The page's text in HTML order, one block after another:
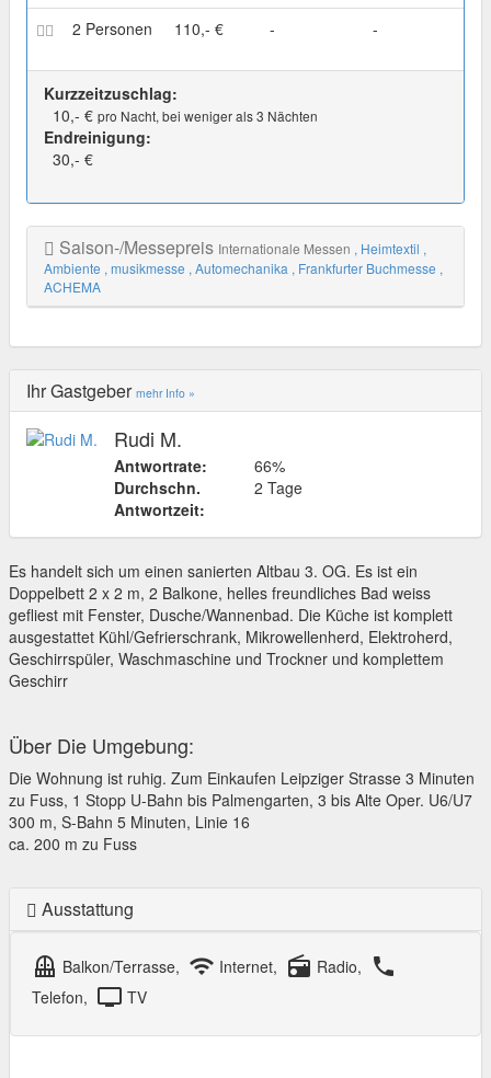
2 Personen
110,- € - -
Kurzzeitzuschlag:
10,- € pro Nacht, bei weniger als 3 Nächten
Endreinigung:
30,- €
Saison-/Messepreis Internationale Messen , Heimtextil ,
Ambiente , musikmesse , Automechanika , Frankfurter Buchmesse ,
ACHEMA
Ihr Gastgeber mehr Info »
Rudi M.
Antwortrate:
66%
Durchschn.
Antwortzeit:
2 Tage
Es handelt sich um einen sanierten Altbau 3. OG. Es ist ein
Doppelbett 2 x 2 m, 2 Balkone, helles freundliches Bad weiss
gefliest mit Fenster, Dusche/Wannenbad. Die Küche ist komplett
ausgestattet Kühl/Gefrierschrank, Mikrowellenherd, Elektroherd,
Geschirrspüler, Waschmaschine und Trockner und komplettem
Geschirr
Über Die Umgebung:
Die Wohnung ist ruhig. Zum Einkaufen Leipziger Strasse 3 Minuten
zu Fuss, 1 Stopp U-Bahn bis Palmengarten, 3 bis Alte Oper. U6/U7
300 m, S-Bahn 5 Minuten, Linie 16
ca. 200 m zu Fuss
Ausstattung
balcony Balkon/Terrasse, wifi Internet, radio Radio, local_phone
Telefon, tv TV